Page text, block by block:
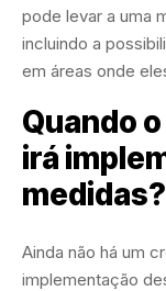
pode levar a uma
incluindo a
em áreas onde
Quando
irá
medidas?
Ainda não há um
implementação